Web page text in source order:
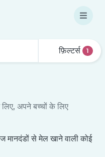
फ़िल्टर्स 1
अपने बच्चों के लिए
से मेल खाने वाली कोई